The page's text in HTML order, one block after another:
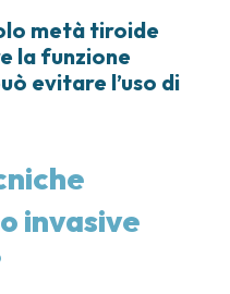
metà tiroide
la funzione
evitare l’uso di
invasive